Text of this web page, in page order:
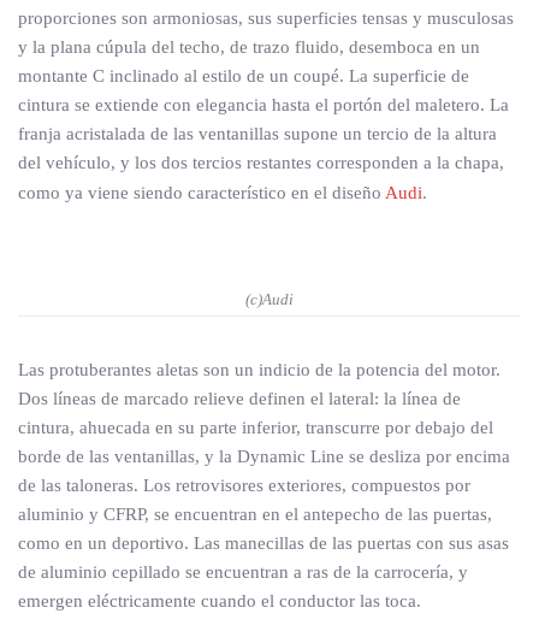
proporciones son armoniosas, sus superficies tensas y musculosas
y la plana cúpula del techo, de trazo fluido, desemboca en un
montante C inclinado al estilo de un coupé. La superficie de
cintura se extiende con elegancia hasta el portón del maletero. La
franja acristalada de las ventanillas supone un tercio de la altura
del vehículo, y los dos tercios restantes corresponden a la chapa,
como ya viene siendo característico en el diseño Audi.
(c)Audi
Las protuberantes aletas son un indicio de la potencia del motor.
Dos líneas de marcado relieve definen el lateral: la línea de
cintura, ahuecada en su parte inferior, transcurre por debajo del
borde de las ventanillas, y la Dynamic Line se desliza por encima
de las taloneras. Los retrovisores exteriores, compuestos por
aluminio y CFRP, se encuentran en el antepecho de las puertas,
como en un deportivo. Las manecillas de las puertas con sus asas
de aluminio cepillado se encuentran a ras de la carrocería, y
emergen eléctricamente cuando el conductor las toca.